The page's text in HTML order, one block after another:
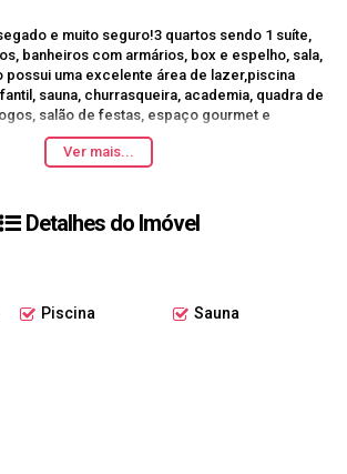
e muito seguro!3 quartos sendo 1 suíte,
banheiros com armários, box e espelho, sala,
possui uma excelente área de lazer,piscina
sauna, churrasqueira, academia, quadra de
salão de festas, espaço gourmet e
horas.Qualidade de vida total!Venha desfrutar
Santa!Obs.: O valor e informações do imóvel
Ver mais...
Detalhes do Imóvel
Piscina Sauna